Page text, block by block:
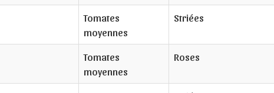
Tomates
moyennes
Striées
Tomates
moyennes
Roses